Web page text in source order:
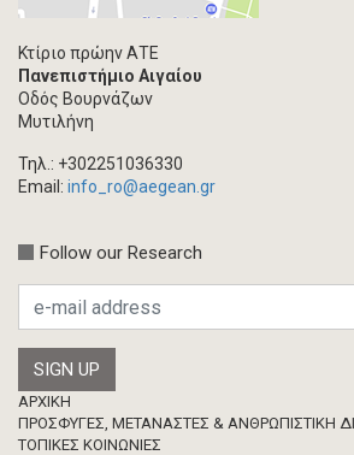
Multimedia
Άρθρο ακαδημαϊκoύ περιοδικού
Τεύχος ακαδημαϊκού περιοδικού
Βιβλίο/Μονογραφία
Κεφάλαιο σε συλλογικό τόμο
Προσκλήσεις
Ερευνητική δημοσίευση
Μεταπτυχιακή Διπλωματική Εργασία
Κτίριο πρώην ΑΤΕ
Πανεπιστήμιο Αιγαίου
Οδός Βουρνάζων
Μυτιλήνη
Τηλ.: +302251036330
Email: info_ro@aegean.gr
Follow our Research
Footer
ΑΡΧΙΚΗ
ΠΡΟΣΦΥΓΕΣ, ΜΕΤΑΝΑΣΤΕΣ & ΑΝΘΡΩΠΙΣΤΙΚΗ
ΤΟΠΙΚΕΣ ΚΟΙΝΩΝΙΕΣ